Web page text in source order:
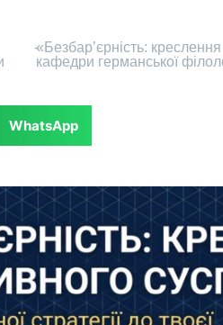
-«Безбар’єрність:
кафедри германської
WhatsApp